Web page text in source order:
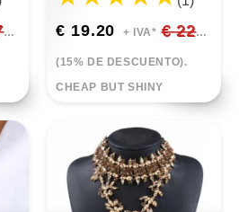
€ 19.20 + IVA* € 22.59
(15% DE DESCUENTO).
CHEAP BUT SHINY